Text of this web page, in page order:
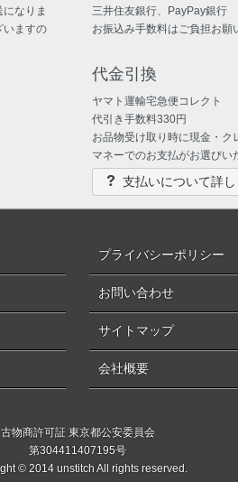
なりま
いますの
三井住友銀行、PayPay銀行
お振込み手数料はご負担お願
代金引換
ヤマト運輸宅急便コレクト
代引き手数料330円
お品物受け取り時に現金・ク
マネーでのお支払がお選びい
支払いについて詳し
プライバシーポリシー
お問い合わせ
サイトマップ
会社概要
古物商許可証 東京都公安委員会
第304411407195号
© 2014 unstitch All rights reserved.